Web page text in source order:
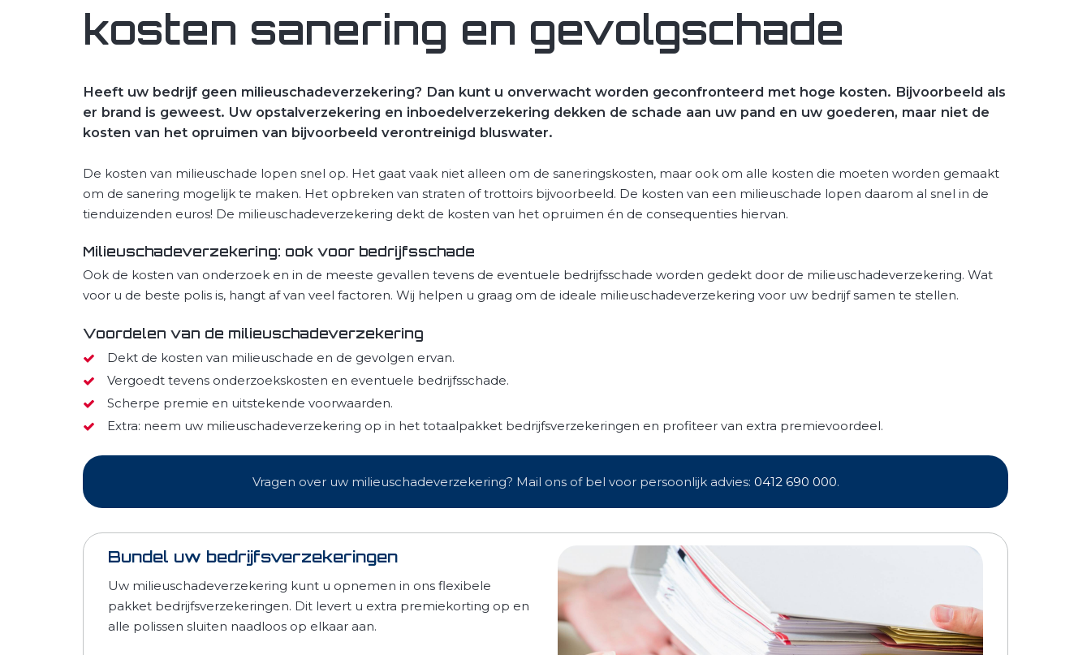
kosten sanering en gevolgschade
Heeft uw bedrijf geen milieuschadeverzekering? Dan kunt u onverwacht worden geconfronteerd met hoge kosten. Bijvoorbeeld als
er brand is geweest. Uw opstalverzekering en inboedelverzekering dekken de schade aan uw pand en uw goederen, maar niet de
kosten van het opruimen van bijvoorbeeld verontreinigd bluswater.
De kosten van milieuschade lopen snel op. Het gaat vaak niet alleen om de saneringskosten, maar ook om alle kosten die moeten worden gemaakt
om de sanering mogelijk te maken. Het opbreken van straten of trottoirs bijvoorbeeld. De kosten van een milieuschade lopen daarom al snel in de
tienduizenden euros! De milieuschadeverzekering dekt de kosten van het opruimen én de consequenties hiervan.
Milieuschadeverzekering: ook voor bedrijfsschade
Ook de kosten van onderzoek en in de meeste gevallen tevens de eventuele bedrijfsschade worden gedekt door de milieuschadeverzekering. Wat
voor u de beste polis is, hangt af van veel factoren. Wij helpen u graag om de ideale milieuschadeverzekering voor uw bedrijf samen te stellen.
Voordelen van de milieuschadeverzekering
Dekt de kosten van milieuschade en de gevolgen ervan.
Vergoedt tevens onderzoekskosten en eventuele bedrijfsschade.
Scherpe premie en uitstekende voorwaarden.
Extra: neem uw milieuschadeverzekering op in het totaalpakket bedrijfsverzekeringen en profiteer van extra premievoordeel.
Vragen over uw milieuschadeverzekering? Mail ons of bel voor persoonlijk advies: 0412 690 000.
Bundel uw bedrijfsverzekeringen
Uw milieuschadeverzekering kunt u opnemen in ons flexibele
pakket bedrijfsverzekeringen. Dit levert u extra premiekorting op en
alle polissen sluiten naadloos op elkaar aan.